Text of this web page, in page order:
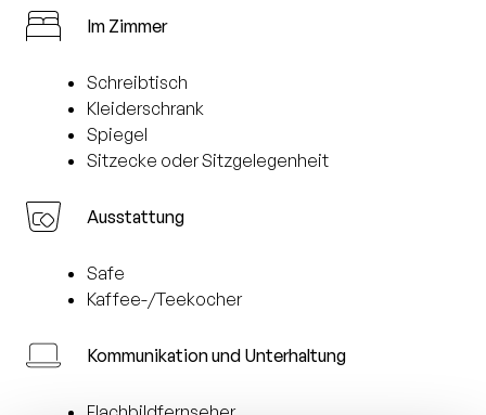
Im Zimmer
Schreibtisch
Kleiderschrank
Spiegel
Sitzecke oder Sitzgelegenheit
Ausstattung
Safe
Kaffee-/Teekocher
Kommunikation und Unterhaltung